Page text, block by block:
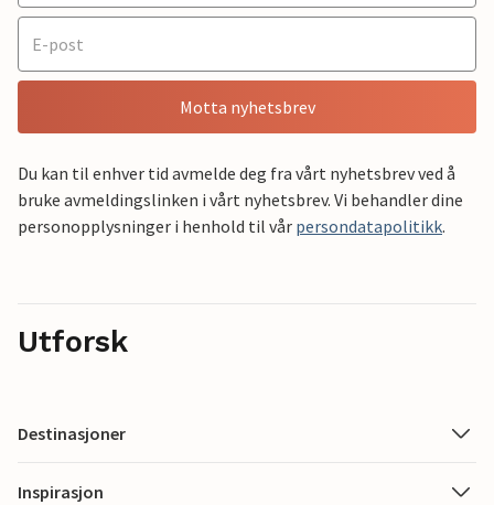
Motta nyhetsbrev
Du kan til enhver tid avmelde deg fra vårt nyhetsbrev ved å
bruke avmeldingslinken i vårt nyhetsbrev. Vi behandler dine
personopplysninger i henhold til vår persondatapolitikk.
Utforsk
Destinasjoner
Inspirasjon